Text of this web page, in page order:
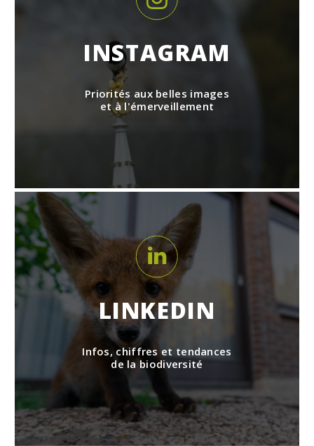
INSTAGRAM
Priorités aux belles images
et à l'émerveillement
LINKEDIN
Infos, chiffres et tendances
de la biodiversité